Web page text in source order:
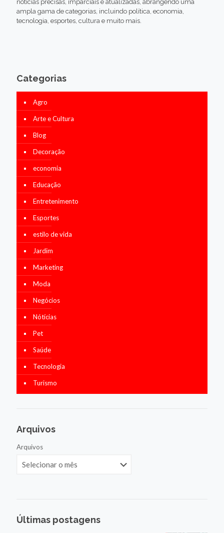
notícias precisas, imparciais e atualizadas, abrangendo uma
ampla gama de categorias, incluindo política, economia,
tecnologia, esportes, cultura e muito mais.
Categorias
Agro
Arte e Cultura
Blog
Decoração
economia
Educação
Entretenimento
Esportes
estilo de vida
Jardim
Marketing
Moda
Negócios
Nótícias
Pet
Saúde
Tecnologia
Turismo
Arquivos
Arquivos
Últimas postagens